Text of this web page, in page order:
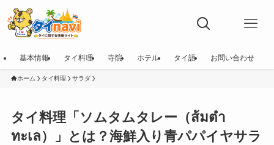
基本情報 タイ料理 寺院 ホテル タイ語 お問い合わせ
ホーム タイ料理 サラダ
タイ料理「ソムタムタレー（ส้มตำ
ทะเล）」とは？海鮮入り青パパイヤサラ